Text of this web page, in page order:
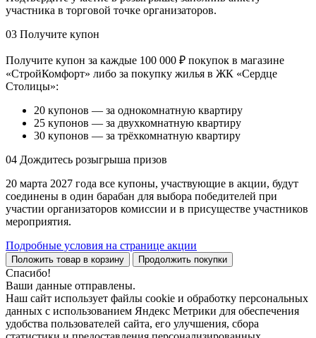
участника в торговой точке организаторов.
03 Получите купон
Получите купон за каждые 100 000 ₽ покупок в магазине
«СтройКомфорт» либо за покупку жилья в ЖК «Сердце
Столицы»:
20 купонов — за однокомнатную квартиру
25 купонов — за двухкомнатную квартиру
30 купонов — за трёхкомнатную квартиру
04 Дождитесь розыгрыша призов
20 марта 2027 года все купоны, участвующие в акции, будут
соединены в один барабан для выбора победителей при
участии организаторов комиссии и в присуществе участников
мероприятия.
Подробные условия на странице акции
Положить товар в корзину Продолжить покупки
Спасибо!
Ваши данные отправлены.
Наш сайт использует файлы cookie и обработку персональных
данных с использованием Яндекс Метрики для обеспечения
удобства пользователей сайта, его улучшения, сбора